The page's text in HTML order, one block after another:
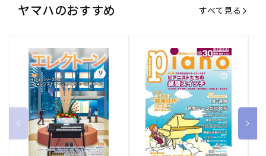
ヤマハのおすすめ すべて見る